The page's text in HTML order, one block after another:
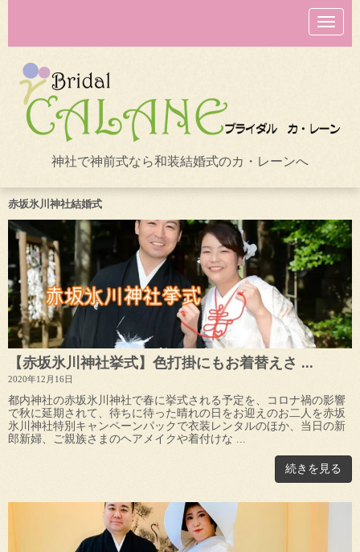
N
a
v
o
n
神社で神前式なら和装結婚式のカ・レーンへ
赤坂氷川神社結婚式
【赤坂氷川神社挙式】色打掛にもお着替えさ ...
2020年12月16日
都内神社の赤坂氷川神社で春に挙式される予定を、コロナ禍の影響
で秋に延期されて、待ちに待った晴れの日をお迎えのお二人を赤坂
氷川神社特別キャンペーンパックで衣装レンタルのほか、当日の新
郎新婦、ご親族さまのヘアメイクや着付けな ...
続きを見る